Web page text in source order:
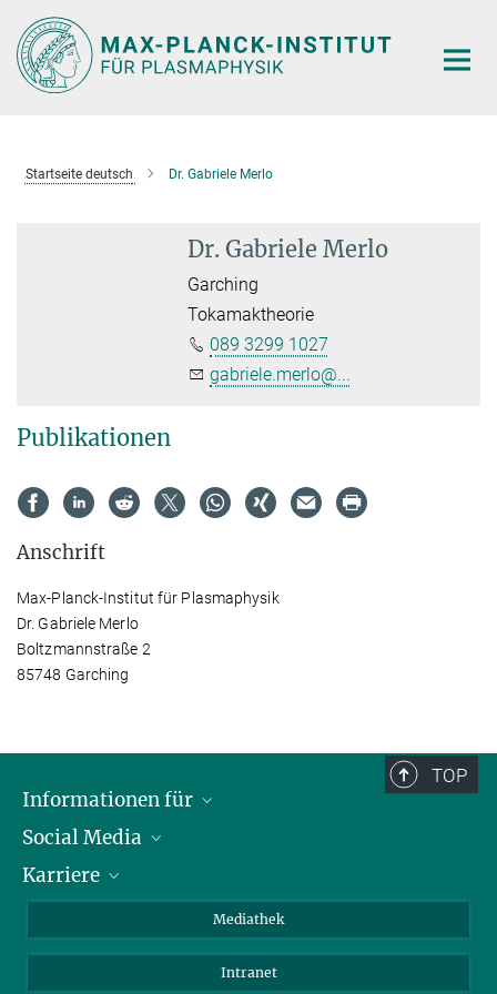
Hauptinhalt
Startseite deutsch Dr. Gabriele Merlo
Dr. Gabriele Merlo
Garching
Tokamaktheorie
089 3299 1027
gabriele.merlo@...
Publikationen
Anschrift
Max-Planck-Institut für Plasmaphysik
Dr. Gabriele Merlo
Boltzmannstraße 2
85748 Garching
TOP
Informationen für
Journalisten
Schule
Social Media
LinkedIn
Karriere
Mediathek
Intranet